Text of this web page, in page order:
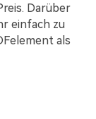
Darüber
einfach zu
als